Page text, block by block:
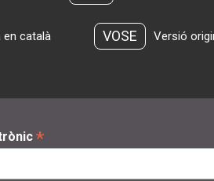
en català VOSE Versió
*